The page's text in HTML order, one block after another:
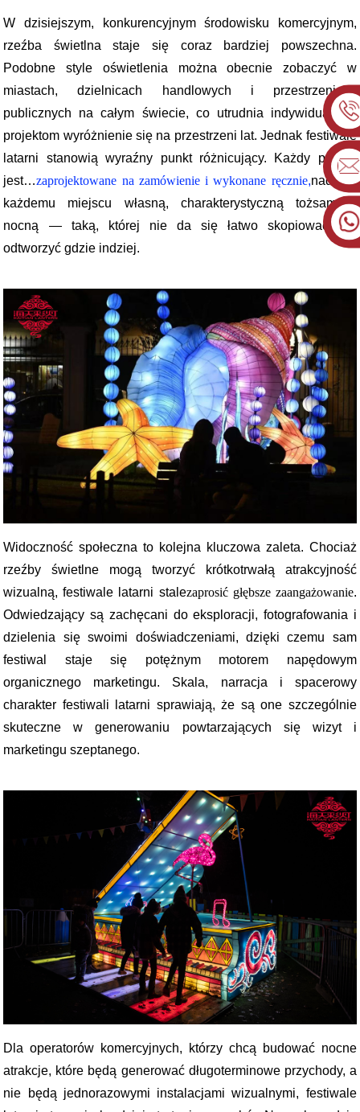
W dzisiejszym, konkurencyjnym środowisku komercyjnym,
rzeźba świetlna staje się coraz bardziej powszechna.
Podobne style oświetlenia można obecnie zobaczyć w
miastach, dzielnicach handlowych i przestrzeniach
publicznych na całym świecie, co utrudnia indywidualnym
projektom wyróżnienie się na przestrzeni lat. Jednak festiwale
latarni stanowią wyraźny punkt różnicujący. Każdy projekt
jest…zaprojektowane na zamówienie i wykonane ręcznie,nadając
każdemu miejscu własną, charakterystyczną tożsamość
nocną — taką, której nie da się łatwo skopiować ani
odtworzyć gdzie indziej.
Widoczność społeczna to kolejna kluczowa zaleta. Chociaż
rzeźby świetlne mogą tworzyć krótkotrwałą atrakcyjność
wizualną, festiwale latarni stalezaprosić głębsze zaangażowanie.
Odwiedzający są zachęcani do eksploracji, fotografowania i
dzielenia się swoimi doświadczeniami, dzięki czemu sam
festiwal staje się potężnym motorem napędowym
organicznego marketingu. Skala, narracja i spacerowy
charakter festiwali latarni sprawiają, że są one szczególnie
skuteczne w generowaniu powtarzających się wizyt i
marketingu szeptanego.
Dla operatorów komercyjnych, którzy chcą budować nocne
atrakcje, które będą generować długoterminowe przychody, a
nie będą jednorazowymi instalacjami wizualnymi, festiwale